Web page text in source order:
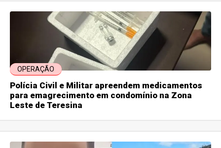
OPERAÇÃO
Polícia Civil e Militar apreendem medicamentos
para emagrecimento em condomínio na Zona
Leste de Teresina